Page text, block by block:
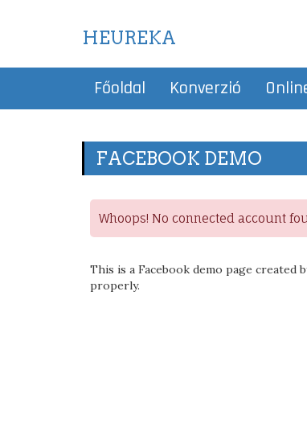
HEUREKA
Főoldal Konverzió
FACEBOOK DEMO
Whoops! No connected account
This is a Facebook demo page created
properly.